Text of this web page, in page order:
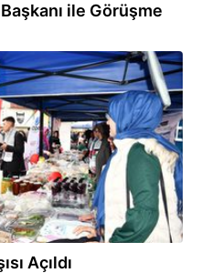
ile Görüşme
Açıldı